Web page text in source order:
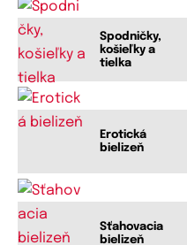
Spodničky,
košieľky a
tielka
Erotická
bielizeň
Sťahovacia
bielizeň